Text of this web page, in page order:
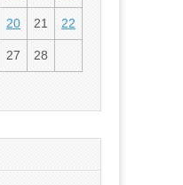
20 21 22
27
28